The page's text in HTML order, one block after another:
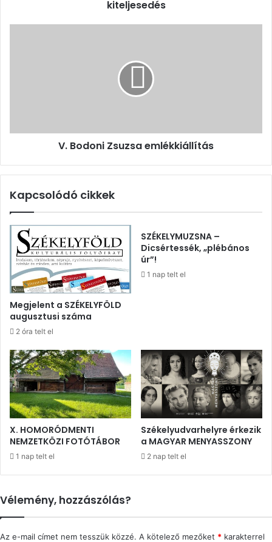
kiteljesedés
V. Bodoni Zsuzsa emlékkiállítás
Kapcsolódó cikkek
Megjelent a SZÉKELYFÖLD
augusztusi száma
2 óra telt el
SZÉKELYMUZSNA –
Dicsértessék, „plébános
úr”!
1 nap telt el
X. HOMORÓDMENTI
NEMZETKÖZI FOTÓTÁBOR
1 nap telt el
Székelyudvarhelyre érkezik
a MAGYAR MENYASSZONY
2 nap telt el
Vélemény, hozzászólás?
Az e-mail címet nem tesszük közzé. A kötelező mezőket * karakterrel